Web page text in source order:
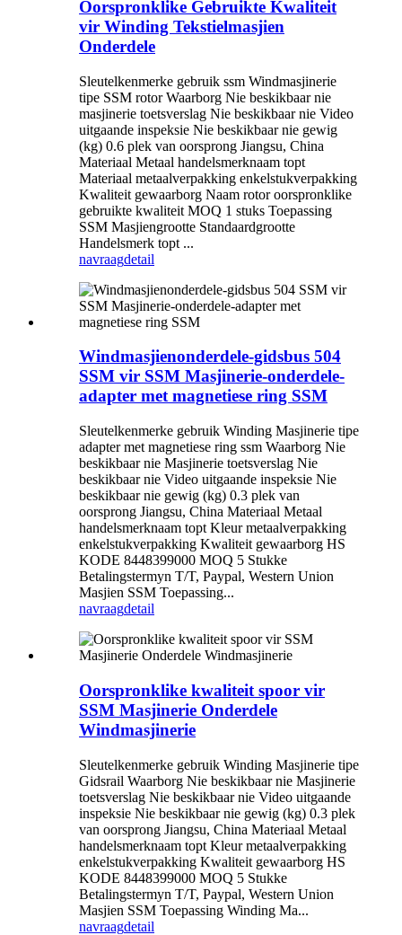
Oorspronklike Gebruikte Kwaliteit
vir Winding Tekstielmasjien
Onderdele
Sleutelkenmerke gebruik ssm Windmasjinerie
tipe SSM rotor Waarborg Nie beskikbaar nie
masjinerie toetsverslag Nie beskikbaar nie Video
uitgaande inspeksie Nie beskikbaar nie gewig
(kg) 0.6 plek van oorsprong Jiangsu, China
Materiaal Metaal handelsmerknaam topt
Materiaal metaalverpakking enkelstukverpakking
Kwaliteit gewaarborg Naam rotor oorspronklike
gebruikte kwaliteit MOQ 1 stuks Toepassing
SSM Masjiengrootte Standaardgrootte
Handelsmerk topt ...
navraagdetail
Windmasjienonderdele-gidsbus 504
SSM vir SSM Masjinerie-onderdele-
adapter met magnetiese ring SSM
Sleutelkenmerke gebruik Winding Masjinerie tipe
adapter met magnetiese ring ssm Waarborg Nie
beskikbaar nie Masjinerie toetsverslag Nie
beskikbaar nie Video uitgaande inspeksie Nie
beskikbaar nie gewig (kg) 0.3 plek van
oorsprong Jiangsu, China Materiaal Metaal
handelsmerknaam topt Kleur metaalverpakking
enkelstukverpakking Kwaliteit gewaarborg HS
KODE 8448399000 MOQ 5 Stukke
Betalingstermyn T/T, Paypal, Western Union
Masjien SSM Toepassing...
navraagdetail
Oorspronklike kwaliteit spoor vir
SSM Masjinerie Onderdele
Windmasjinerie
Sleutelkenmerke gebruik Winding Masjinerie tipe
Gidsrail Waarborg Nie beskikbaar nie Masjinerie
toetsverslag Nie beskikbaar nie Video uitgaande
inspeksie Nie beskikbaar nie gewig (kg) 0.3 plek
van oorsprong Jiangsu, China Materiaal Metaal
handelsmerknaam topt Kleur metaalverpakking
enkelstukverpakking Kwaliteit gewaarborg HS
KODE 8448399000 MOQ 5 Stukke
Betalingstermyn T/T, Paypal, Western Union
Masjien SSM Toepassing Winding Ma...
navraagdetail